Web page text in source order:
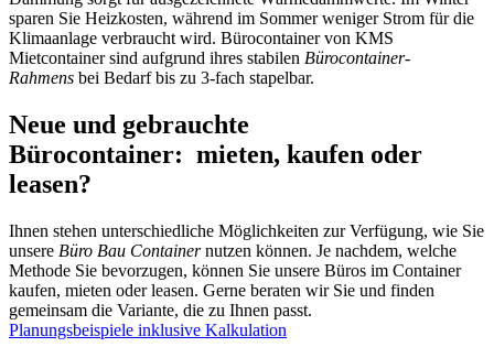
sparen Sie Heizkosten, während im Sommer weniger Strom für die
Klimaanlage verbraucht wird. Bürocontainer von KMS
Mietcontainer sind aufgrund ihres stabilen Bürocontainer-
Rahmens bei Bedarf bis zu 3-fach stapelbar.
Neue und gebrauchte
Bürocontainer: mieten, kaufen oder
leasen?
Ihnen stehen unterschiedliche Möglichkeiten zur Verfügung, wie Sie
unsere Büro Bau Containernutzen können. Je nachdem, welche
Methode Sie bevorzugen, können Sie unsere Büros im Container
kaufen, mieten oder leasen. Gerne beraten wir Sie und finden
gemeinsam die Variante, die zu Ihnen passt.
Planungsbeispiele inklusive Kalkulation